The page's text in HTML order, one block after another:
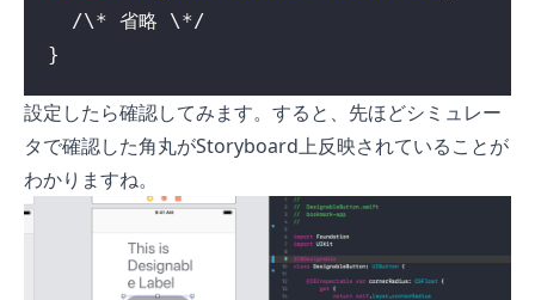
}
設定したら確認してみます。すると、先ほどシミュレー
タで確認した角丸がStoryboard上反映されていることが
わかりますね。